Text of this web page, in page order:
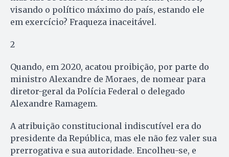
visando o político máximo do país, estando ele
em exercício? Fraqueza inaceitável.
2
Quando, em 2020, acatou proibição, por parte do
ministro Alexandre de Moraes, de nomear para
diretor-geral da Polícia Federal o delegado
Alexandre Ramagem.
A atribuição constitucional indiscutível era do
presidente da República, mas ele não fez valer sua
prerrogativa e sua autoridade. Encolheu-se, e